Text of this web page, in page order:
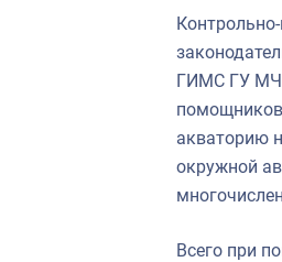
ГИМС ГУ
помощников
акваторию
окружной
Всего при